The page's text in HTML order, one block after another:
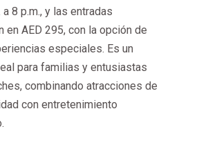
a 8 p.m., y las entradas
en AED 295, con la opción de
especiales. Es un
para familias y entusiastas
combinando atracciones de
con entretenimiento